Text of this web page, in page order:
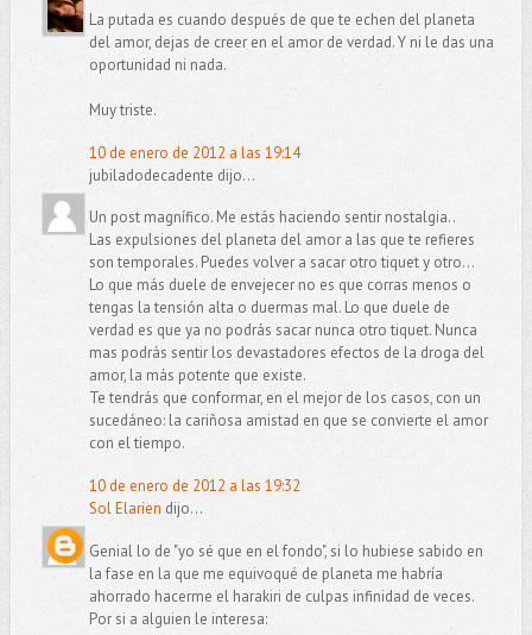
La putada es cuando después de que te echen del planeta
del amor, dejas de creer en el amor de verdad. Y ni le das una
oportunidad ni nada.
Muy triste.
10 de enero de 2012 a las 19:14
jubiladodecadente dijo...
Un post magnífico. Me estás haciendo sentir nostalgia..
Las expulsiones del planeta del amor a las que te refieres
son temporales. Puedes volver a sacar otro tiquet y otro...
Lo que más duele de envejecer no es que corras menos o
tengas la tensión alta o duermas mal. Lo que duele de
verdad es que ya no podrás sacar nunca otro tiquet. Nunca
mas podrás sentir los devastadores efectos de la droga del
amor, la más potente que existe.
Te tendrás que conformar, en el mejor de los casos, con un
sucedáneo: la cariñosa amistad en que se convierte el amor
con el tiempo.
10 de enero de 2012 a las 19:32
Sol Elarien dijo...
Genial lo de "yo sé que en el fondo", si lo hubiese sabido en
la fase en la que me equivoqué de planeta me habría
ahorrado hacerme el harakiri de culpas infinidad de veces.
Por si a alguien le interesa: